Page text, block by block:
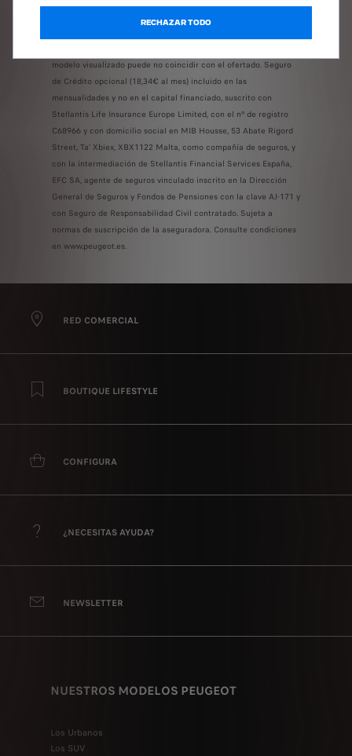
modelo visualizado puede no coincidir con el ofertado. Seguro
de Crédito opcional (18,34€ al mes) incluido en las
mensualidades y no en el capital financiado, suscrito con
Stellantis Life Insurance Europe Limited, con el nº de registro
C68966 y con domicilio social en MIB Housse, 53 Abate Rigord
Street, Ta’ Xbiex, XBX1122 Malta, como compañía de seguros, y
con la intermediación de Stellantis Financial Services España,
EFC SA, agente de seguros vinculado inscrito en la Dirección
General de Seguros y Fondos de Pensiones con la clave AJ-171 y
con Seguro de Responsabilidad Civil contratado. Sujeta a
normas de suscripción de la aseguradora. Consulte condiciones
en www.peugeot.es.
RED COMERCIAL
BOUTIQUE LIFESTYLE
CONFIGURA
¿NECESITAS AYUDA?
NEWSLETTER
NUESTROS MODELOS PEUGEOT
Los Urbanos
Los SUV
RECHAZAR TODO